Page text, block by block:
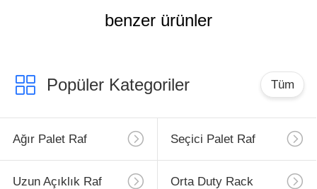
benzer ürünler
Popüler Kategoriler Tüm
Ağır Palet Raf Seçici Palet Raf
Uzun Açıklık Raf Orta Duty Rack